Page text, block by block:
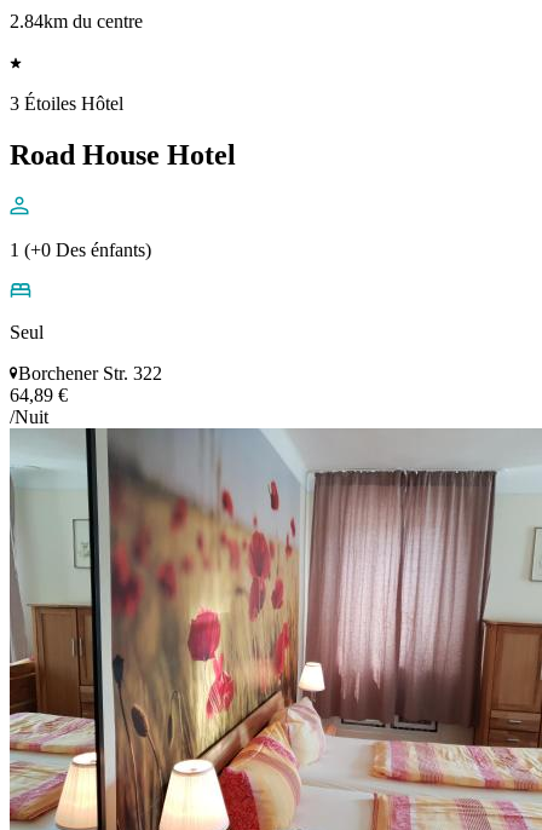
2.84km du centre
3 Étoiles Hôtel
Road House Hotel
1 (+0 Des énfants)
Seul
Borchener Str. 322
64,89 €
/Nuit